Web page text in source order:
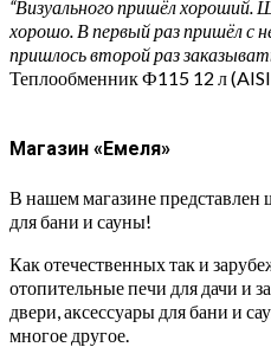
“Визуального пришёл
хорошо. В первый раз пришёл с
пришлось второй раз
Теплообменник Ф115 12 л
Магазин «Емеля»
В нашем магазине представлен
для бани и сауны!
Как отечественных так и
отопительные печи для дачи и
двери, аксессуары для бани и
многое другое.